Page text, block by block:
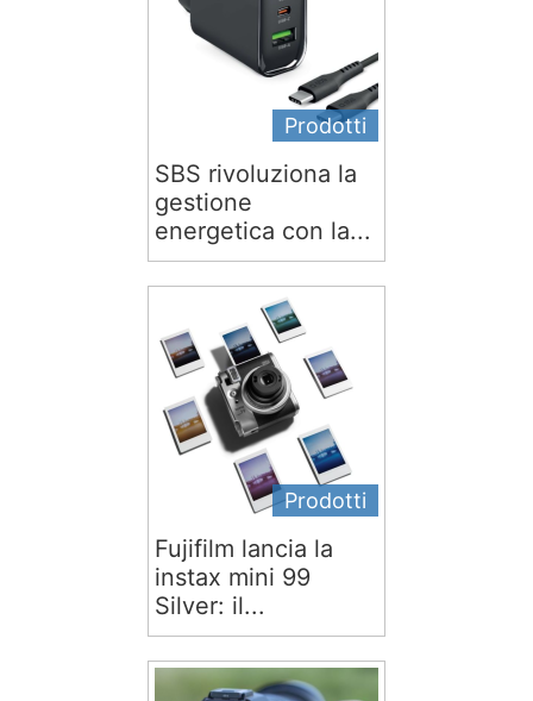
Prodotti
SBS rivoluziona la
gestione
energetica con la...
Prodotti
Fujifilm lancia la
instax mini 99
Silver: il...